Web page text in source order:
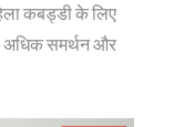
कबड्डी के लिए
अधिक समर्थन और